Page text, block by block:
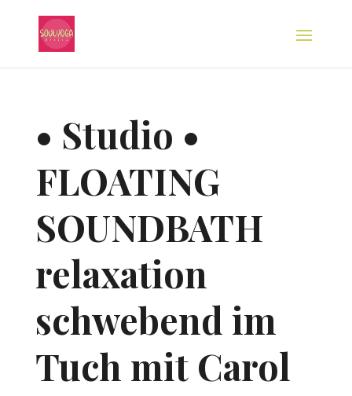
• Studio •
FLOATING
SOUNDBATH
relaxation
schwebend im
Tuch mit Carol